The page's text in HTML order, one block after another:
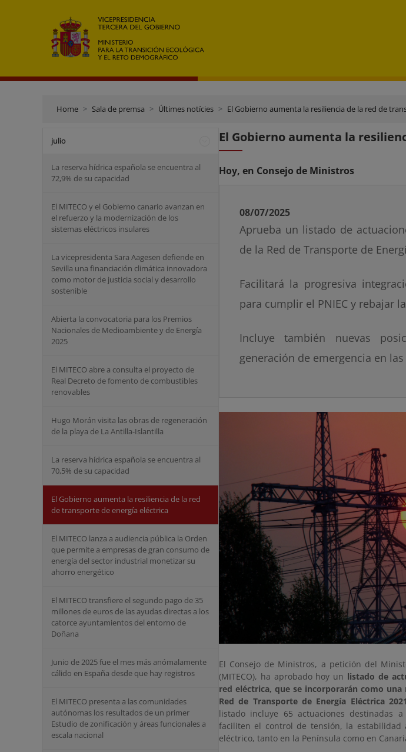
Home Sala de premsa Últimes notícies El Gobierno aumenta la resiliencia de la red de
julio
La reserva hídrica española se encuentra al
72,9% de su capacidad
El MITECO y el Gobierno canario avanzan en
el refuerzo y la modernización de los
sistemas eléctricos insulares
La vicepresidenta Sara Aagesen defiende en
Sevilla una financiación climática innovadora
como motor de justicia social y desarrollo
sostenible
Abierta la convocatoria para los Premios
Nacionales de Medioambiente y de Energía
2025
El MITECO abre a consulta el proyecto de
Real Decreto de fomento de combustibles
renovables
Hugo Morán visita las obras de regeneración
de la playa de La Antilla-Islantilla
La reserva hídrica española se encuentra al
70,5% de su capacidad
El Gobierno aumenta la resiliencia de la red
de transporte de energía eléctrica
El MITECO lanza a audiencia pública la Orden
que permite a empresas de gran consumo de
energía del sector industrial monetizar su
ahorro energético
El MITECO transfiere el segundo pago de 35
millones de euros de las ayudas directas a los
catorce ayuntamientos del entorno de
Doñana
Junio de 2025 fue el mes más anómalamente
cálido en España desde que hay registros
El MITECO presenta a las comunidades
autónomas los resultados de un primer
Estudio de zonificación y áreas funcionales a
escala nacional
El Gobierno aumenta la
Hoy, en Consejo de Ministros
08/07/2025
Aprueba un listado de
de la Red de Transporte de
Facilitará la progresiva
para cumplir el PNIEC y rebajar
Incluye también nuevas
generación de emergencia en las
El Consejo de Ministros, a petición del
(MITECO), ha aprobado hoy un listado de
red eléctrica, que se incorporarán como
Red de Transporte de Energía Eléctrica
listado incluye 65 actuaciones destinadas
faciliten el control de tensión, la estabilidad
eléctrico, tanto en la Península como en